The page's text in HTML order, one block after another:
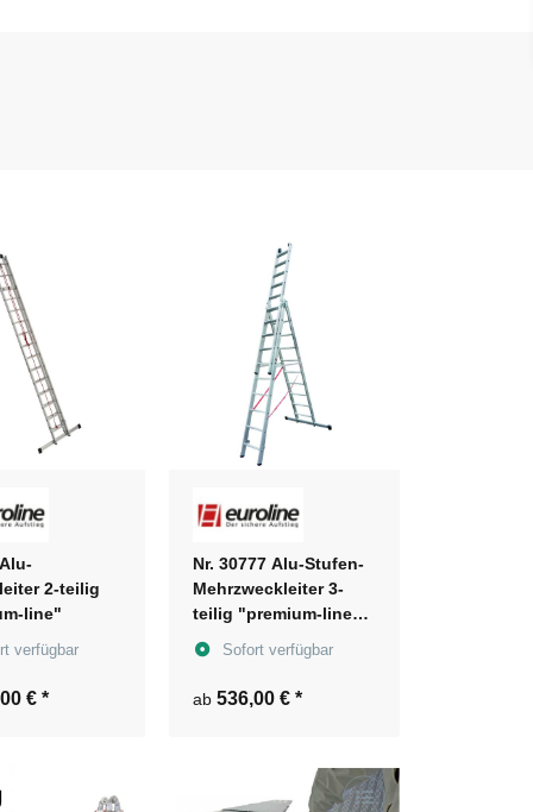
2-teilig
line"
verfügbar
€ *
Nr. 30777 Alu-Stufen-
Mehrzweckleiter 3-
teilig "premium-line"
Oberteil mit Stufen
Sofort verfügbar
ab536,00 €*